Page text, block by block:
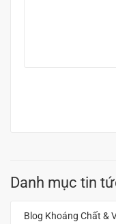
Danh mục tin
Blog Khoáng Chất &